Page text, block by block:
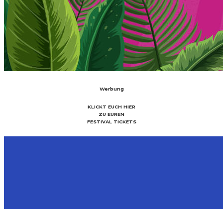
Werbung
KLICKT EUCH HIER
ZU EUREN
FESTIVAL TICKETS